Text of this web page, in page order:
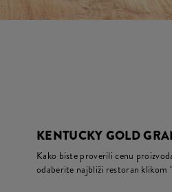
KENTUCKY GOLD
Kako biste proverili cenu
odaberite najbliži restoran